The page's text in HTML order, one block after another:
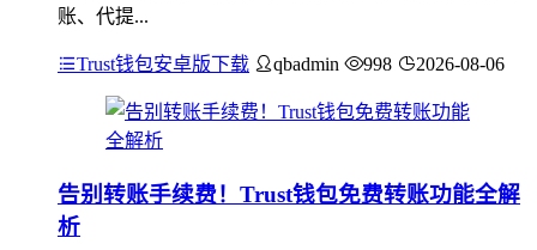
账、代提...
Trust钱包安卓版下载 qbadmin 998 2026-08-06
告别转账手续费！Trust钱包免费转账功能全解
析